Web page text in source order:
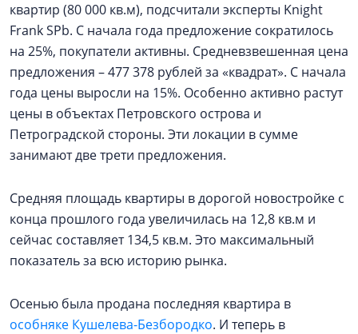
квартир (80 000 кв.м), подсчитали эксперты Knight
Frank SPb. С начала года предложение сократилось
на 25%, покупатели активны. Средневзвешенная цена
предложения – 477 378 рублей за «квадрат». С начала
года цены выросли на 15%. Особенно активно растут
цены в объектах Петровского острова и
Петроградской стороны. Эти локации в сумме
занимают две трети предложения.
Средняя площадь квартиры в дорогой новостройке с
конца прошлого года увеличилась на 12,8 кв.м и
сейчас составляет 134,5 кв.м. Это максимальный
показатель за всю историю рынка.
Осенью была продана последняя квартира в
особняке Кушелева-Безбородко. И теперь в